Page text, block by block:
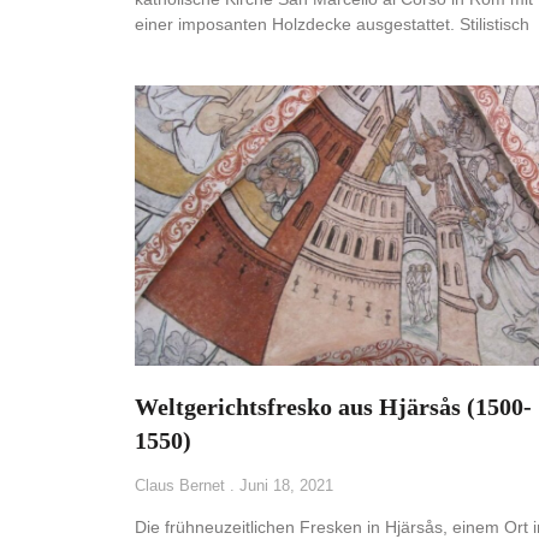
einer imposanten Holzdecke ausgestattet. Stilistisch
Weltgerichtsfresko aus Hjärsås (1500-
1550)
Claus Bernet Juni 18, 2021
Die frühneuzeitlichen Fresken in Hjärsås, einem Ort